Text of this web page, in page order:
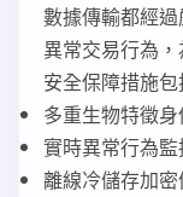
數據傳輸都經
異常交易行為
安全保障措施包
多重生物特徵
實時異常行為
離線冷儲存加